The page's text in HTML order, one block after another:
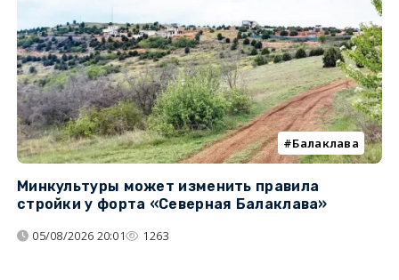
Балаклава
Минкультуры может изменить правила
стройки у форта «Северная Балаклава»
05/08/2026 20:01 1263